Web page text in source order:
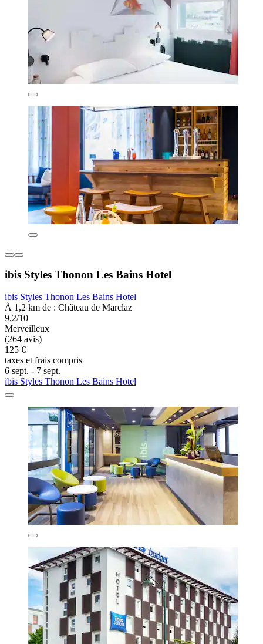
ibis Styles Thonon Les Bains Hotel
ibis Styles Thonon Les Bains Hotel
À 1,2 km de : Château de Marclaz
9,2/10
Merveilleux
(264 avis)
125 €
taxes et frais compris
6 sept. - 7 sept.
ibis Styles Thonon Les Bains Hotel